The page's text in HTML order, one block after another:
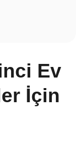
Ev
İçin